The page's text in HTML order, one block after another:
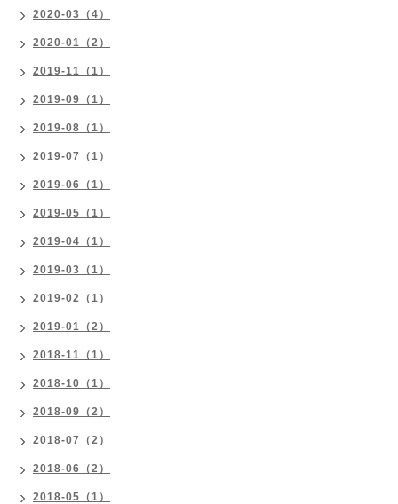
2020-03（4）
2020-01（2）
2019-11（1）
2019-09（1）
2019-08（1）
2019-07（1）
2019-06（1）
2019-05（1）
2019-04（1）
2019-03（1）
2019-02（1）
2019-01（2）
2018-11（1）
2018-10（1）
2018-09（2）
2018-07（2）
2018-06（2）
2018-05（1）